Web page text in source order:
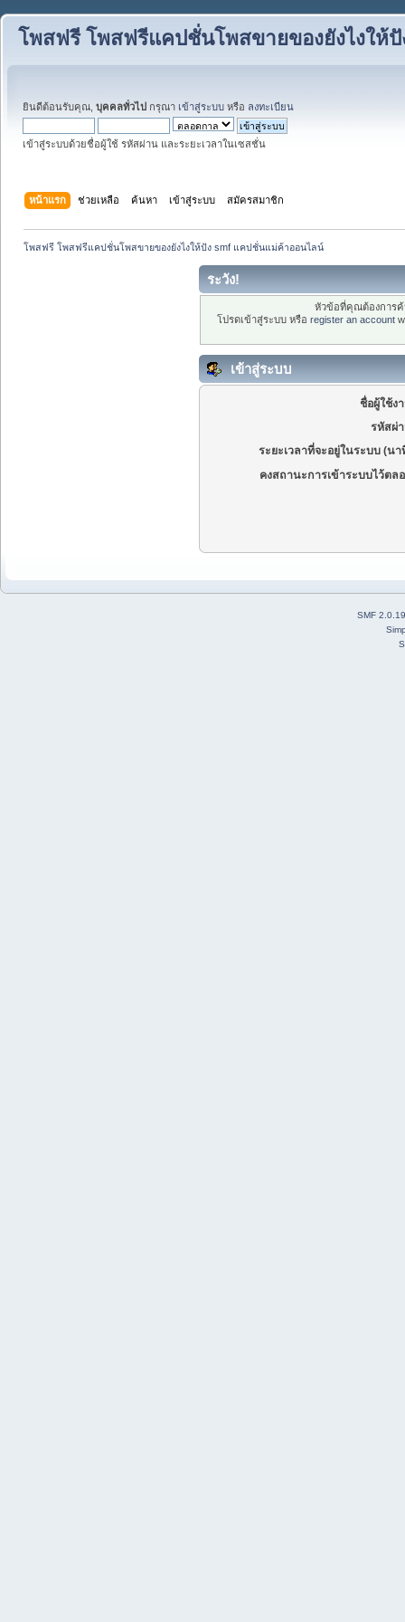
โพสฟรี โพสฟรีแคปชั่นโพสขายของยังไงให้
ยินดีต้อนรับคุณ, บุคคลทั่วไป กรุณา เข้าสู่ระบบ หรือ ลงทะเบียน
เข้าสู่ระบบด้วยชื่อผู้ใช้ รหัสผ่าน และระยะเวลาในเซสชั่น
หน้าแรก ช่วยเหลือ ค้นหา เข้าสู่ระบบ สมัครสมาชิก
โพสฟรี โพสฟรีแคปชั่นโพสขายของยังไงให้ปัง smf แคปชั่นแม่ค้าออนไลน์
ระวัง!
หัวข้อที่คุณต้องการ
โปรดเข้าสู่ระบบ หรือ register an account
เข้าสู่ระบบ
ชื่อผู้ใช้ง
รหัสผ่
ระยะเวลาที่จะอยู่ในระบบ (นา
คงสถานะการเข้าระบบไว้ตล
SMF 2.0.19